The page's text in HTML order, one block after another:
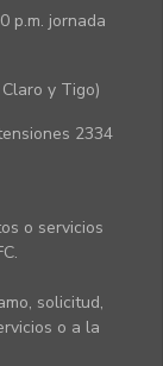
p.m. jornada
y Tigo)
2334
o servicios
solicitud,
o a la